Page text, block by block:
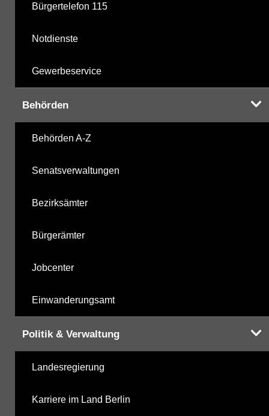
Bürgertelefon 115
Notdienste
Gewerbeservice
Behörden
Behörden A-Z
Senatsverwaltungen
Bezirksämter
Bürgerämter
Jobcenter
Einwanderungsamt
Politik & Verwaltung
Landesregierung
Karriere im Land Berlin